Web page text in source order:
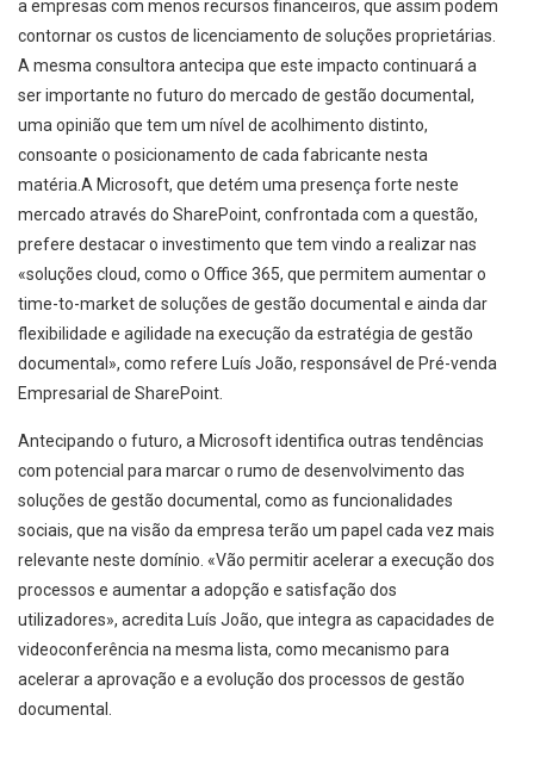
a empresas com menos recursos financeiros, que assim podem
contornar os custos de licenciamento de soluções proprietárias.
A mesma consultora antecipa que este impacto continuará a
ser importante no futuro do mercado de gestão documental,
uma opinião que tem um nível de acolhimento distinto,
consoante o posicionamento de cada fabricante nesta
matéria. A Microsoft, que detém uma presença forte neste
mercado através do SharePoint, confrontada com a questão,
prefere destacar o investimento que tem vindo a realizar nas
«soluções cloud, como o Office 365, que permitem aumentar o
time-to-market de soluções de gestão documental e ainda dar
flexibilidade e agilidade na execução da estratégia de gestão
documental», como refere Luís João, responsável de Pré-venda
Empresarial de SharePoint.
Antecipando o futuro, a Microsoft identifica outras tendências
com potencial para marcar o rumo de desenvolvimento das
soluções de gestão documental, como as funcionalidades
sociais, que na visão da empresa terão um papel cada vez mais
relevante neste domínio. «Vão permitir acelerar a execução dos
processos e aumentar a adopção e satisfação dos
utilizadores», acredita Luís João, que integra as capacidades de
videoconferência na mesma lista, como mecanismo para
acelerar a aprovação e a evolução dos processos de gestão
documental.